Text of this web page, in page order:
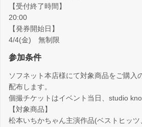
【受付終了時間】
20:00
【発券開始日】
4/4(金) 無制限
参加条件
ソフネット本店様にて対象商品をご購入
配布します。
個撮チケットはイベント当日、studio
【対象商品】
松本いちかちゃん主演作品(ベストヒッ